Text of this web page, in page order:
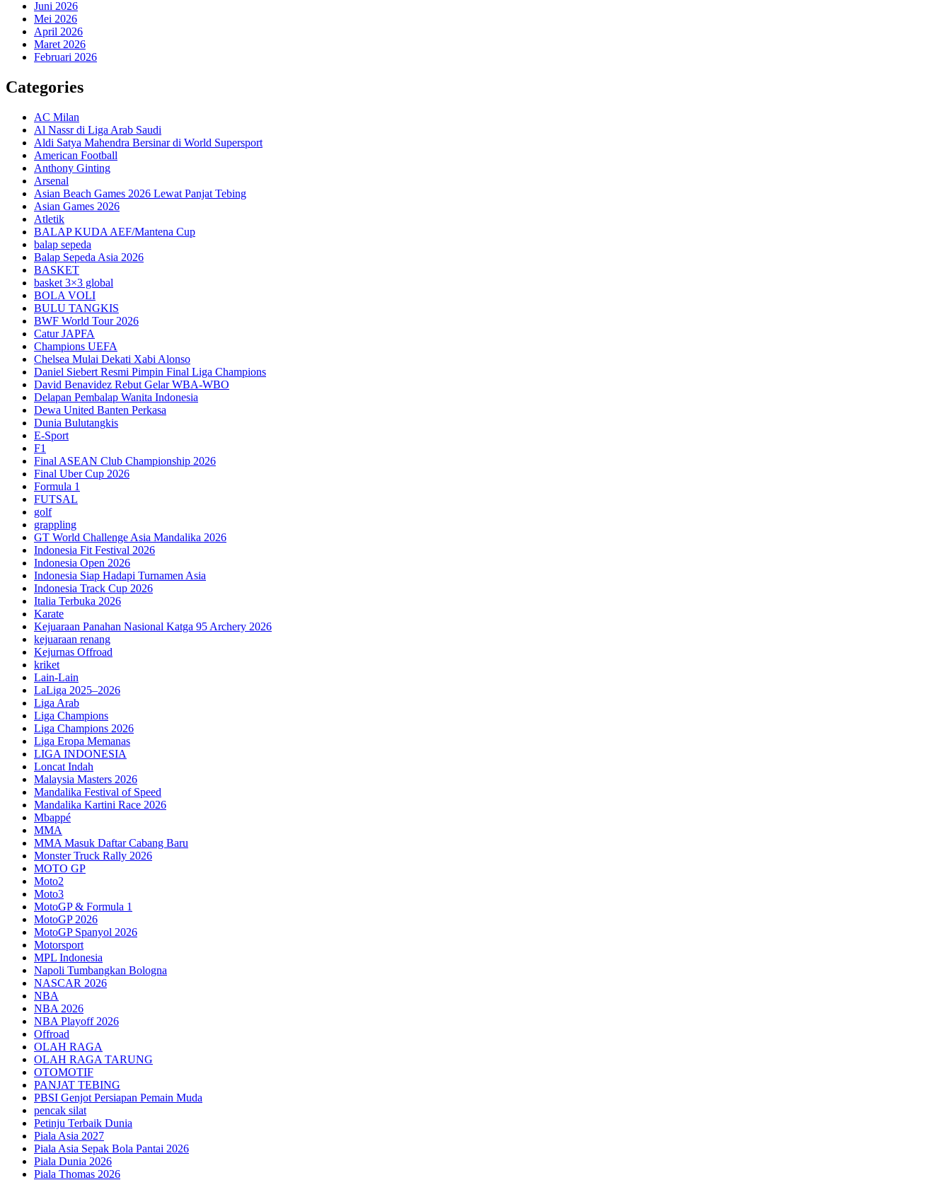
Juni 2026
Mei 2026
April 2026
Maret 2026
Februari 2026
Categories
AC Milan
Al Nassr di Liga Arab Saudi
Aldi Satya Mahendra Bersinar di World Supersport
American Football
Anthony Ginting
Arsenal
Asian Beach Games 2026 Lewat Panjat Tebing
Asian Games 2026
Atletik
BALAP KUDA AEF/Mantena Cup
balap sepeda
Balap Sepeda Asia 2026
BASKET
basket 3×3 global
BOLA VOLI
BULU TANGKIS
BWF World Tour 2026
Catur JAPFA
Champions UEFA
Chelsea Mulai Dekati Xabi Alonso
Daniel Siebert Resmi Pimpin Final Liga Champions
David Benavidez Rebut Gelar WBA-WBO
Delapan Pembalap Wanita Indonesia
Dewa United Banten Perkasa
Dunia Bulutangkis
E-Sport
F1
Final ASEAN Club Championship 2026
Final Uber Cup 2026
Formula 1
FUTSAL
golf
grappling
GT World Challenge Asia Mandalika 2026
Indonesia Fit Festival 2026
Indonesia Open 2026
Indonesia Siap Hadapi Turnamen Asia
Indonesia Track Cup 2026
Italia Terbuka 2026
Karate
Kejuaraan Panahan Nasional Katga 95 Archery 2026
kejuaraan renang
Kejurnas Offroad
kriket
Lain-Lain
LaLiga 2025–2026
Liga Arab
Liga Champions
Liga Champions 2026
Liga Eropa Memanas
LIGA INDONESIA
Loncat Indah
Malaysia Masters 2026
Mandalika Festival of Speed
Mandalika Kartini Race 2026
Mbappé
MMA
MMA Masuk Daftar Cabang Baru
Monster Truck Rally 2026
MOTO GP
Moto2
Moto3
MotoGP & Formula 1
MotoGP 2026
MotoGP Spanyol 2026
Motorsport
MPL Indonesia
Napoli Tumbangkan Bologna
NASCAR 2026
NBA
NBA 2026
NBA Playoff 2026
Offroad
OLAH RAGA
OLAH RAGA TARUNG
OTOMOTIF
PANJAT TEBING
PBSI Genjot Persiapan Pemain Muda
pencak silat
Petinju Terbaik Dunia
Piala Asia 2027
Piala Asia Sepak Bola Pantai 2026
Piala Dunia 2026
Piala Thomas 2026